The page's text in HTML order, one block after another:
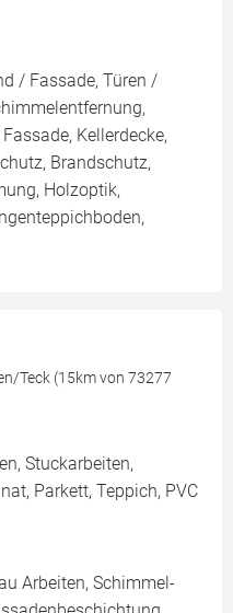
/ Fassade, Türen /
Kellerdecke,
Brandschutz,
Holzoptik,
Teck (15km von 73277
Stuckarbeiten,
Parkett, Teppich, PVC
Arbeiten, Schimmel-